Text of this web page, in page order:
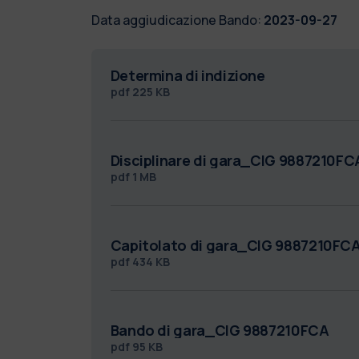
Data aggiudicazione Bando: 2023-09-27
Determina di indizione
pdf 225 KB
Disciplinare di gara_CIG
pdf 1 MB
Capitolato di gara_CIG
pdf 434 KB
Bando di gara_CIG 9887210FCA
pdf 95 KB